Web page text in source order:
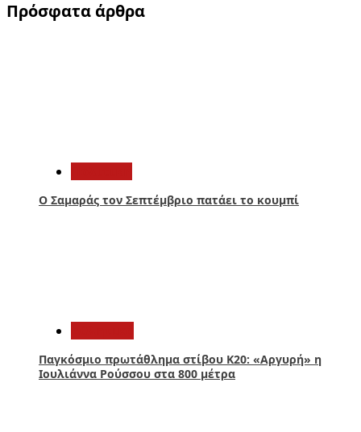
Πρόσφατα άρθρα
Ο Σαμαράς τον Σεπτέμβριο πατάει το κουμπί
Παγκόσμιο πρωτάθλημα στίβου Κ20: «Αργυρή» η
Ιουλιάννα Ρούσσου στα 800 μέτρα